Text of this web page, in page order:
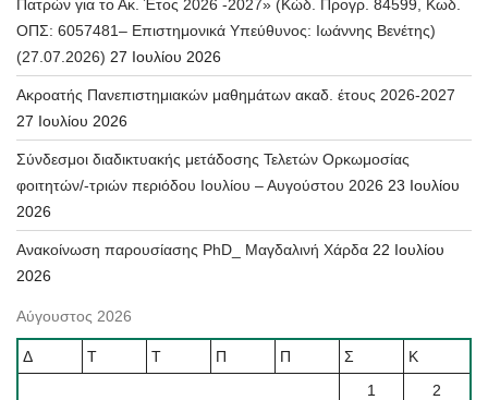
Πατρών για το Ακ. Έτος 2026 -2027» (Κώδ. Προγρ. 84599, Κωδ.
ΟΠΣ: 6057481– Επιστημονικά Υπεύθυνος: Ιωάννης Βενέτης)
(27.07.2026) 27 Ιουλίου 2026
Ακροατής Πανεπιστημιακών μαθημάτων ακαδ. έτους 2026-2027
27 Ιουλίου 2026
Σύνδεσμοι διαδικτυακής μετάδοσης Τελετών Ορκωμοσίας
φοιτητών/-τριών περιόδου Ιουλίου – Αυγούστου 2026 23 Ιουλίου
2026
Ανακοίνωση παρουσίασης PhD_ Μαγδαλινή Χάρδα 22 Ιουλίου
2026
Αύγουστος 2026
Δ Τ Τ Π Π Σ
Κ
1
2